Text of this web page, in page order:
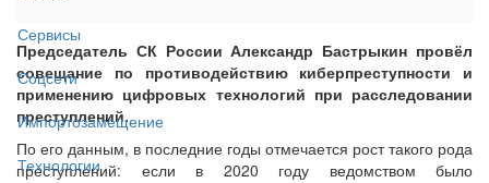
Сервисы
Соцсети
Импортозамещение
Технологии
Председатель СК России Александр Бастрыкин провёл
совещание по противодействию киберпреступности и
применению цифровых технологий при расследовании
преступлений.
По его данным, в последние годы отмечается рост такого рода
преступлений: если в 2020 году ведомством было